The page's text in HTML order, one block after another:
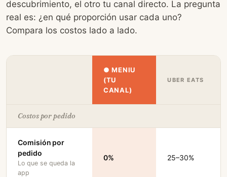
descubrimiento, el otro tu canal directo. La pregunta
real es: ¿en qué proporción usar cada uno?
Compara los costos lado a lado.
● MENIU
(TU
CANAL)
UBER EATS
Costos por pedido
Comisión por
pedido
Lo que se queda la
app
0% 25–30%